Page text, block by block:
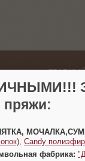
(383)
г.
пряжи:
Candy
фабрика: